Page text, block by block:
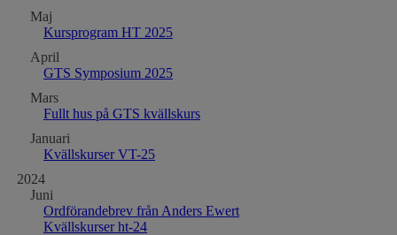
Maj
Kursprogram HT 2025
April
GTS Symposium 2025
Mars
Fullt hus på GTS kvällskurs
Januari
Kvällskurser VT-25
2024
Juni
Ordförandebrev från Anders Ewert
Kvällskurser ht-24